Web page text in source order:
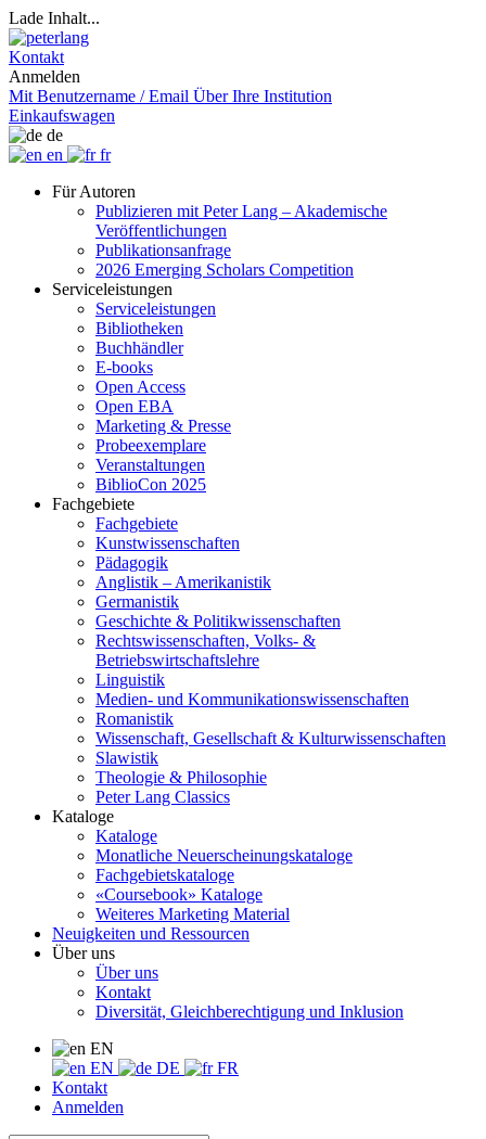
Lade Inhalt...
Kontakt
Anmelden
Mit Benutzername / Email Über Ihre Institution
Einkaufswagen
de
en
fr
Für Autoren
Publizieren mit Peter Lang – Akademische
Veröffentlichungen
Publikationsanfrage
2026 Emerging Scholars Competition
Serviceleistungen
Serviceleistungen
Bibliotheken
Buchhändler
E-books
Open Access
Open EBA
Marketing & Presse
Probeexemplare
Veranstaltungen
BiblioCon 2025
Fachgebiete
Fachgebiete
Kunstwissenschaften
Pädagogik
Anglistik – Amerikanistik
Germanistik
Geschichte & Politikwissenschaften
Rechtswissenschaften, Volks- &
Betriebswirtschaftslehre
Linguistik
Medien- und Kommunikationswissenschaften
Romanistik
Wissenschaft, Gesellschaft & Kulturwissenschaften
Slawistik
Theologie & Philosophie
Peter Lang Classics
Kataloge
Kataloge
Monatliche Neuerscheinungskataloge
Fachgebietskataloge
«Coursebook» Kataloge
Weiteres Marketing Material
Neuigkeiten und Ressourcen
Über uns
Über uns
Kontakt
Diversität, Gleichberechtigung und Inklusion
EN
EN
DE
FR
Kontakt
Anmelden